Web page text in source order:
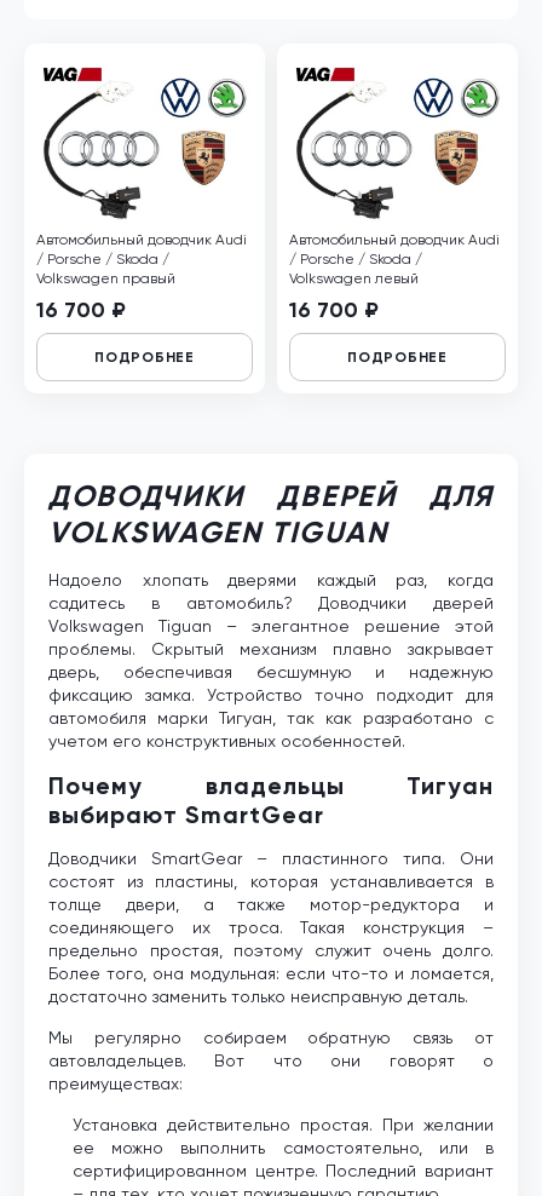
Автомобильный доводчик Audi
/ Porsche / Skoda /
Volkswagen правый
16 700 ₽
ПОДРОБНЕЕ
Автомобильный доводчик Audi
/ Porsche / Skoda /
Volkswagen левый
16 700 ₽
ПОДРОБНЕЕ
ДОВОДЧИКИ ДВЕРЕЙ ДЛЯ
VOLKSWAGEN TIGUAN
Надоело хлопать дверями каждый раз, когда
садитесь в автомобиль? Доводчики дверей
Volkswagen Tiguan – элегантное решение этой
проблемы. Скрытый механизм плавно закрывает
дверь, обеспечивая бесшумную и надежную
фиксацию замка. Устройство точно подходит для
автомобиля марки Тигуан, так как разработано с
учетом его конструктивных особенностей.
Почему владельцы Тигуан
выбирают SmartGear
Доводчики SmartGear – пластинного типа. Они
состоят из пластины, которая устанавливается в
толще двери, а также мотор-редуктора и
соединяющего их троса. Такая конструкция –
предельно простая, поэтому служит очень долго.
Более того, она модульная: если что-то и ломается,
достаточно заменить только неисправную деталь.
Мы регулярно собираем обратную связь от
автовладельцев. Вот что они говорят о
преимуществах:
Установка действительно простая. При желании
ее можно выполнить самостоятельно, или в
сертифицированном центре. Последний вариант